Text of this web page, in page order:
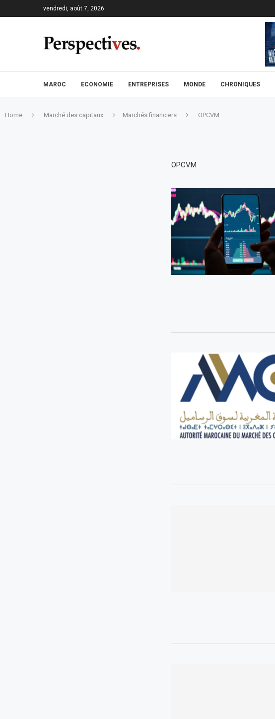
vendredi, août 7, 2026
MAROC ECONOMIE ENTREPRISES MONDE CHRONIQUES
Home Marché des capitaux Marchés financiers OPCVM
OPCVM